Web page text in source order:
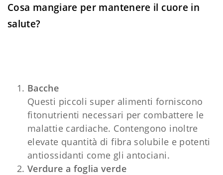
Cosa mangiare per mantenere il cuore in
salute?
Bacche
Questi piccoli super alimenti forniscono
fitonutrienti necessari per combattere le
malattie cardiache. Contengono inoltre
elevate quantità di fibra solubile e potenti
antiossidanti come gli antociani.
Verdure a foglia verde